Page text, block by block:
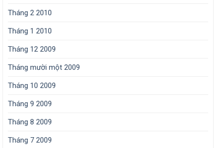
Tháng 2 2010
Tháng 1 2010
Tháng 12 2009
Tháng mười một 2009
Tháng 10 2009
Tháng 9 2009
Tháng 8 2009
Tháng 7 2009